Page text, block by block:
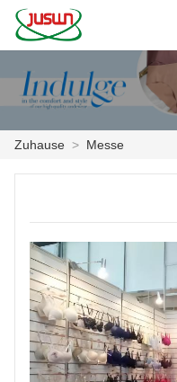
ZUHAUSE
NACHRICHTEN
DER FALL
FABRIK
KONTAKTIERE UNS
Deutsch
Zuhause > Messe